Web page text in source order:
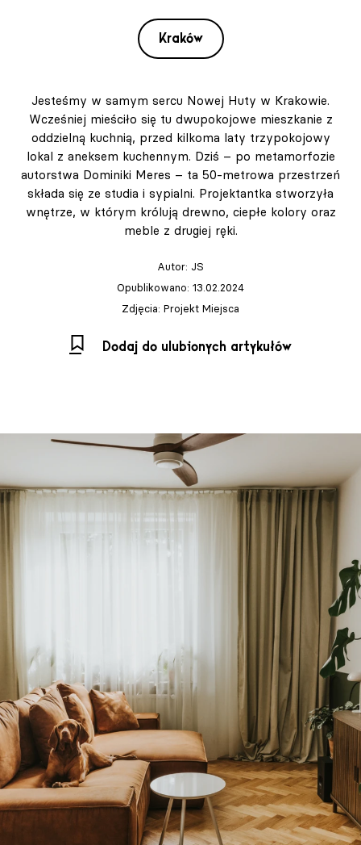
Kraków
Jesteśmy w samym sercu Nowej Huty w Krakowie.
Wcześniej mieściło się tu dwupokojowe mieszkanie z
oddzielną kuchnią, przed kilkoma laty trzypokojowy
lokal z aneksem kuchennym. Dziś – po metamorfozie
autorstwa Dominiki Meres – ta 50-metrowa przestrzeń
składa się ze studia i sypialni. Projektantka stworzyła
wnętrze, w którym królują drewno, ciepłe kolory oraz
meble z drugiej ręki.
Autor: JS
Opublikowano: 13.02.2024
Zdjęcia: Projekt Miejsca
Dodaj do ulubionych artykułów